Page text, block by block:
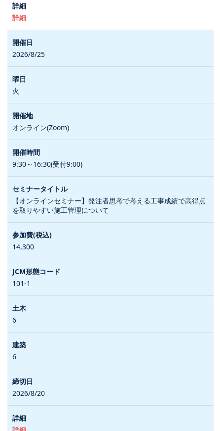
詳細
2026/8/25
火
オンライン(Zoom)
9:30～16:30(受付9:00)
【オンラインセミナー】発注者思考で考える工事成績で高得点
を取りやすい施工管理について
14,300
101-1
6
6
2026/8/20